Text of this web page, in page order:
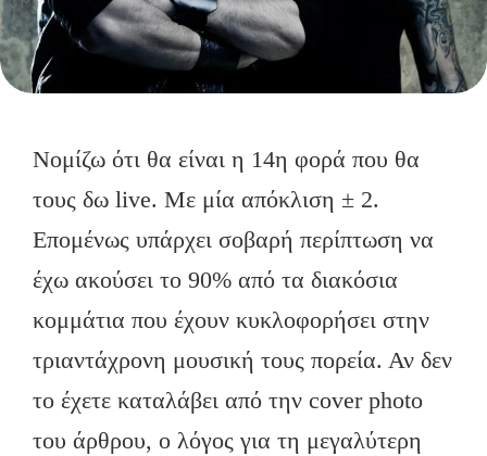
Νομίζω ότι θα είναι η 14η φορά που θα
τους δω live. Mε μία απόκλιση ± 2.
Επομένως υπάρχει σοβαρή περίπτωση να
έχω ακούσει το 90% από τα διακόσια
κομμάτια που έχουν κυκλοφορήσει στην
τριαντάχρονη μουσική τους πορεία. Αν δεν
το έχετε καταλάβει από την cover photo
του άρθρου, ο λόγος για τη μεγαλύτερη